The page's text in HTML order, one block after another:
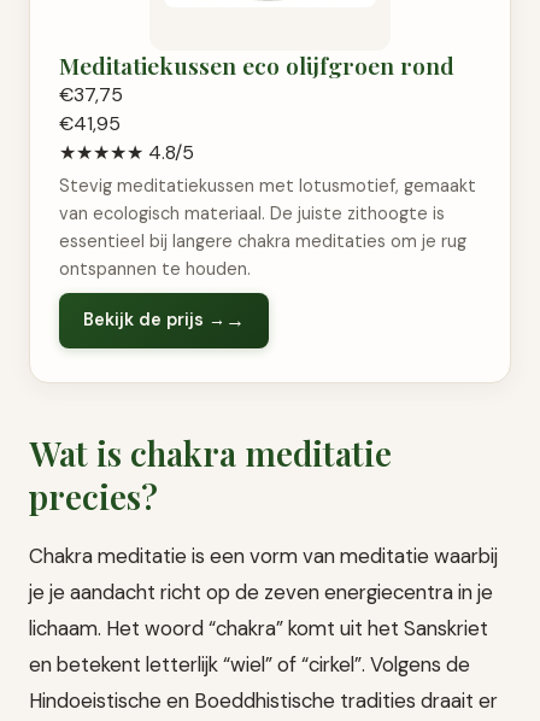
Meditatiekussen eco olijfgroen rond
€37,75
€41,95
★★★★★ 4.8/5
Stevig meditatiekussen met lotusmotief, gemaakt
van ecologisch materiaal. De juiste zithoogte is
essentieel bij langere chakra meditaties om je rug
ontspannen te houden.
Bekijk de prijs →
Wat is chakra meditatie
precies?
Chakra meditatie is een vorm van meditatie waarbij
je je aandacht richt op de zeven energiecentra in je
lichaam. Het woord “chakra” komt uit het Sanskriet
en betekent letterlijk “wiel” of “cirkel”. Volgens de
Hindoeistische en Boeddhistische tradities draait er